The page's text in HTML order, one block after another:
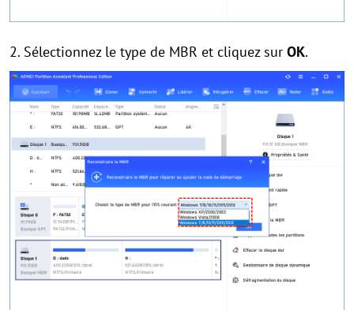
2. Sélectionnez le type de MBR et cliquez sur OK.